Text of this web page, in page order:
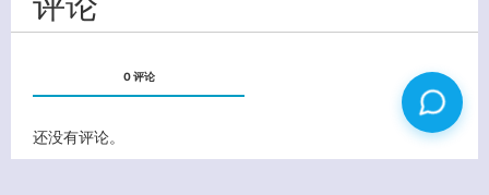
0 评论
还没有评论。